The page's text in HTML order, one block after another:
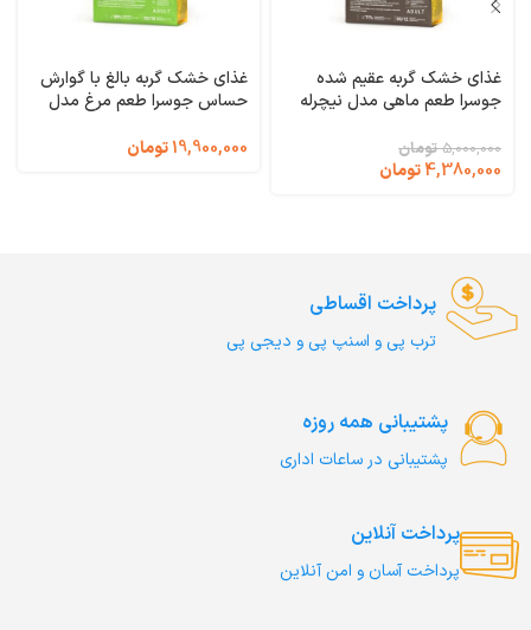
غذای خشک گربه عقیم شده
جوسرا طعم ماهی مدل نیچرله
Josera
5,000,000 تومان
4,380,000تومان
غذای خشک گربه بالغ با گوارش
حساس جوسرا طعم مرغ مدل
SensiCat Josera
19,900,000تومان
پرداخت اقساطی
ترب‌ پی و اسنپ پی و دیجی پی
پشتیبانی همه روزه
پشتیبانی در ساعات اداری
پرداخت آنلاین
پرداخت آسان و امن آنلاین